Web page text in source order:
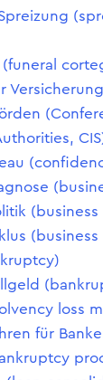
(business
loss
für